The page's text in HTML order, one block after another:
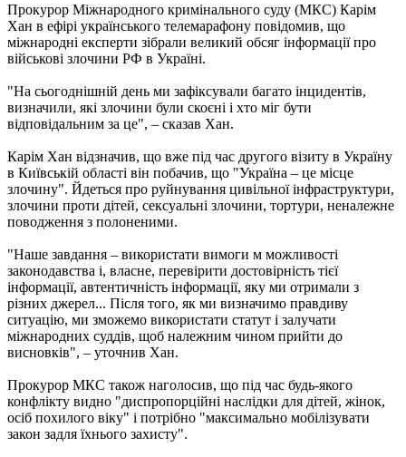
Прокурор Міжнародного кримінального суду (МКС) Карім
Хан в ефірі українського телемарафону повідомив, що
міжнародні експерти зібрали великий обсяг інформації про
військові злочини РФ в Україні.
"На сьогоднішній день ми зафіксували багато інцидентів,
визначили, які злочини були скоєні і хто міг бути
відповідальним за це", – сказав Хан.
Карім Хан відзначив, що вже під час другого візиту в Україну
в Київській області він побачив, що "Україна – це місце
злочину". Йдеться про руйнування цивільної інфраструктури,
злочини проти дітей, сексуальні злочини, тортури, неналежне
поводження з полоненими.
"Наше завдання – використати вимоги м можливості
законодавства і, власне, перевірити достовірність тієї
інформації, автентичність інформації, яку ми отримали з
різних джерел... Після того, як ми визначимо правдиву
ситуацію, ми зможемо використати статут і залучати
міжнародних суддів, щоб належним чином прийти до
висновків", – уточнив Хан.
Прокурор МКС також наголосив, що під час будь-якого
конфлікту видно "диспропорційні наслідки для дітей, жінок,
осіб похилого віку" і потрібно "максимально мобілізувати
закон задля їхнього захисту".